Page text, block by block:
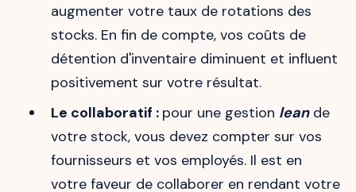
augmenter votre taux de rotations des
stocks. En fin de compte, vos coûts de
détention d'inventaire diminuent et influent
positivement sur votre résultat.
Le collaboratif : pour une gestion leande
votre stock, vous devez compter sur vos
fournisseurs et vos employés. Il est en
votre faveur de collaborer en rendant votre